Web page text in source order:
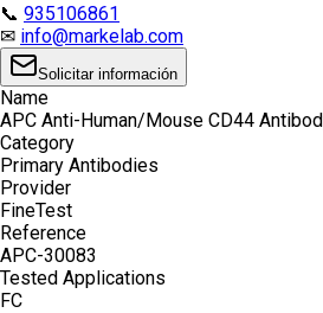
📞 935106861
✉ info@markelab.com
Solicitar información
Name
APC Anti-Human/Mouse CD44
Category
Primary Antibodies
Provider
FineTest
Reference
APC-30083
Tested Applications
FC